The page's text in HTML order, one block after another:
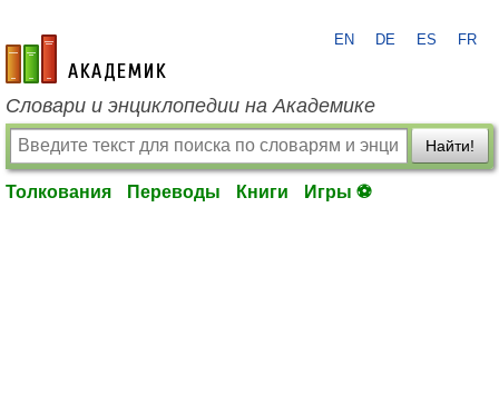
academic.ru
EN DE ES FR
Словари и энциклопедии на Академике
Найти!
Толкования Переводы Книги Игры ⚽